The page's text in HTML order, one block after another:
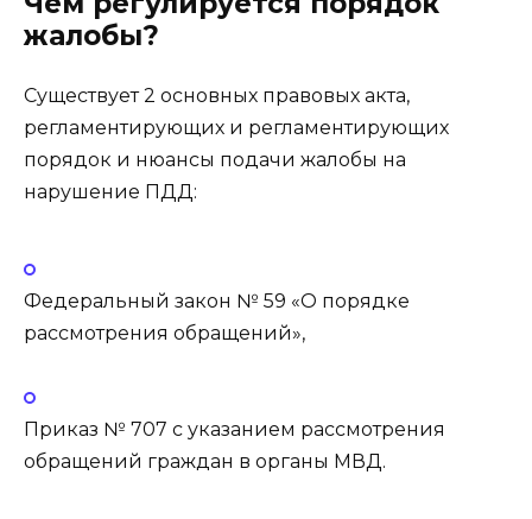
жалобы?
Существует 2 основных правовых акта,
регламентирующих и регламентирующих
порядок и нюансы подачи жалобы на
нарушение ПДД:
Федеральный закон № 59 «О порядке
рассмотрения обращений»,
Приказ № 707 с указанием рассмотрения
обращений граждан в органы МВД.